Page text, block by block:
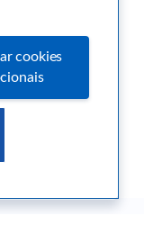
cookies